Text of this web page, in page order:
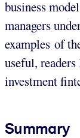
business
managers
examples of
useful,
investment
Summary